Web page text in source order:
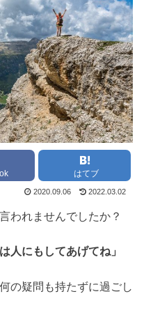
はてブ
2020.09.06 2022.03.02
われませんでしたか？
人にもしてあげてね」
の疑問も持たずに過ごし